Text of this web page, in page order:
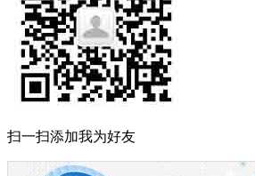
扫一扫添加我为好友